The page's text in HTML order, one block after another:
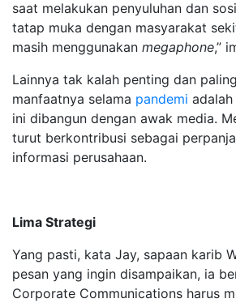
saat melakukan penyuluhan dan
tatap muka dengan masyarakat
masih menggunakan megaphone,”
Lainnya tak kalah penting dan
manfaatnya selama pandemi
ini dibangun dengan awak media.
turut berkontribusi sebagai
informasi perusahaan.
Lima Strategi
Yang pasti, kata Jay, sapaan karib
pesan yang ingin disampaikan, ia
Corporate Communications harus